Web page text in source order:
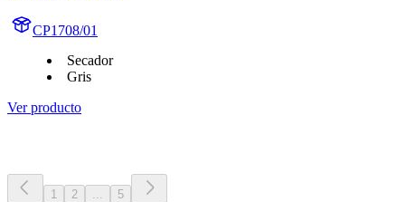
CP1708/01
Secador
Gris
Ver producto
1 2 5